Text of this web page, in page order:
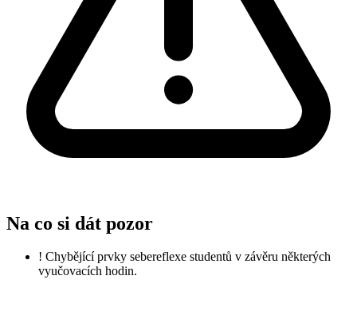
Na co si dát pozor
! Chybějící prvky sebereflexe studentů v závěru některých
vyučovacích hodin.